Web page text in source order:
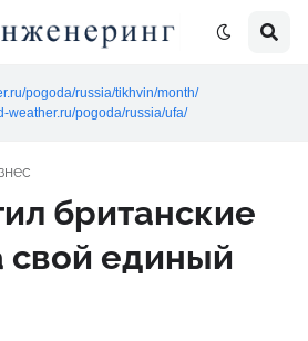
pogoda/russia/tikhvin/month/
weather.ru/pogoda/russia/ufa/
британские
свой единый